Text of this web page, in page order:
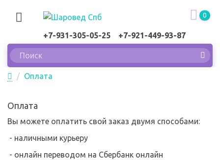
+7-931-305-05-25 +7-921-449-93-87
0
Оплата
Оплата
Вы можете оплатить свой заказ двумя способами:
- наличными курьеру
- онлайн переводом на Сбербанк онлайн